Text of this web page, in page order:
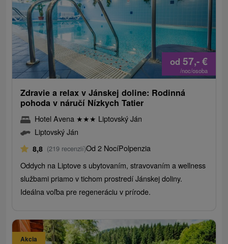
od 57,-€
/noc/osoba
Zdravie a relax v Jánskej doline: Rodinná
pohoda v náručí Nízkych Tatier
Hotel Avena ★★★ Liptovský Ján
Liptovský Ján
8,8 (219 recenzií)Od 2 NocíPolpenzia
Oddych na Liptove s ubytovaním, stravovaním a wellness
službami priamo v tichom prostredí Jánskej doliny.
Ideálna voľba pre regeneráciu v prírode.
Akcia